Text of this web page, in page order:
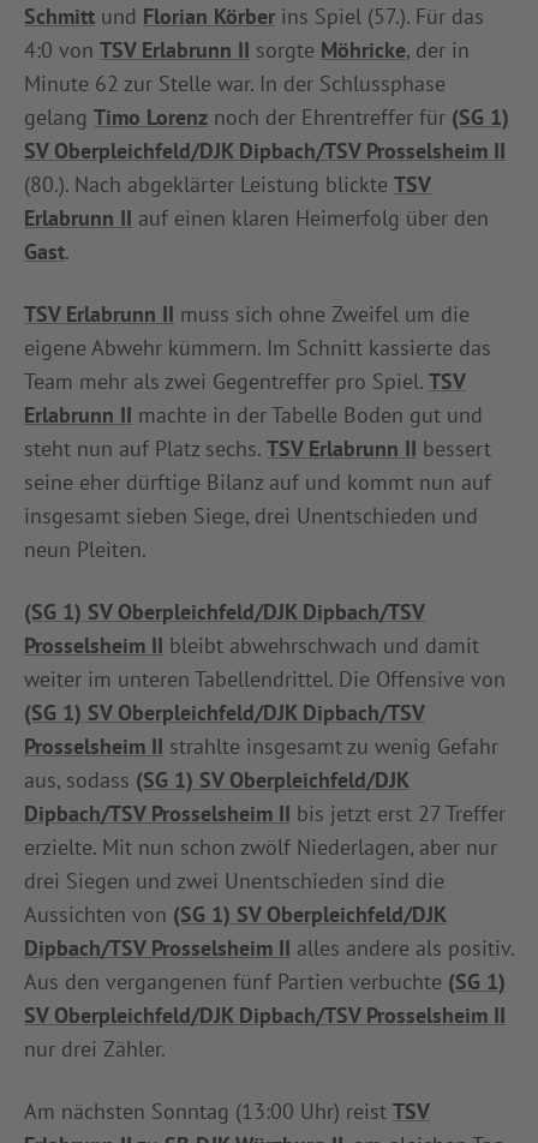
Schmitt und Florian Körber ins Spiel (57.). Für das
4:0 von TSV Erlabrunn II sorgte Möhricke, der in
Minute 62 zur Stelle war. In der Schlussphase
gelang Timo Lorenz noch der Ehrentreffer für (SG 1)
SV Oberpleichfeld/DJK Dipbach/TSV Prosselsheim II
(80.). Nach abgeklärter Leistung blickte TSV
Erlabrunn II auf einen klaren Heimerfolg über den
Gast.
TSV Erlabrunn II muss sich ohne Zweifel um die
eigene Abwehr kümmern. Im Schnitt kassierte das
Team mehr als zwei Gegentreffer pro Spiel. TSV
Erlabrunn II machte in der Tabelle Boden gut und
steht nun auf Platz sechs. TSV Erlabrunn II bessert
seine eher dürftige Bilanz auf und kommt nun auf
insgesamt sieben Siege, drei Unentschieden und
neun Pleiten.
(SG 1) SV Oberpleichfeld/DJK Dipbach/TSV
Prosselsheim II bleibt abwehrschwach und damit
weiter im unteren Tabellendrittel. Die Offensive von
(SG 1) SV Oberpleichfeld/DJK Dipbach/TSV
Prosselsheim II strahlte insgesamt zu wenig Gefahr
aus, sodass (SG 1) SV Oberpleichfeld/DJK
Dipbach/TSV Prosselsheim II bis jetzt erst 27 Treffer
erzielte. Mit nun schon zwölf Niederlagen, aber nur
drei Siegen und zwei Unentschieden sind die
Aussichten von (SG 1) SV Oberpleichfeld/DJK
Dipbach/TSV Prosselsheim II alles andere als positiv.
Aus den vergangenen fünf Partien verbuchte (SG 1)
SV Oberpleichfeld/DJK Dipbach/TSV Prosselsheim II
nur drei Zähler.
Am nächsten Sonntag (13:00 Uhr) reist TSV